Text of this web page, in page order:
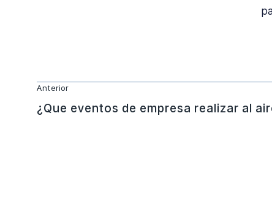
Anterior
¿Que eventos de empresa realizar al